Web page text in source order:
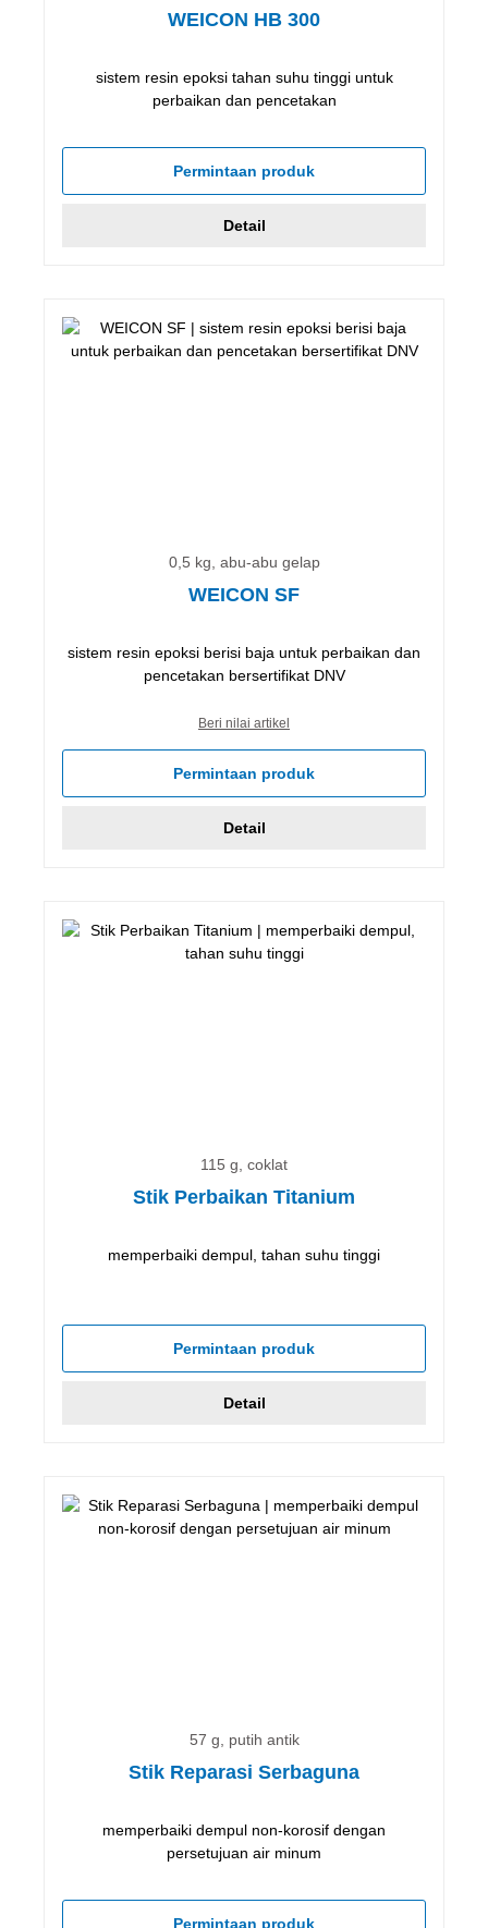
WEICON HB 300
sistem resin epoksi tahan suhu tinggi untuk
perbaikan dan pencetakan
Permintaan produk
Detail
0,5 kg, abu-abu gelap
WEICON SF
sistem resin epoksi berisi baja untuk perbaikan dan
pencetakan bersertifikat DNV
Beri nilai artikel
Permintaan produk
Detail
115 g, coklat
Stik Perbaikan Titanium
memperbaiki dempul, tahan suhu tinggi
Permintaan produk
Detail
57 g, putih antik
Stik Reparasi Serbaguna
memperbaiki dempul non-korosif dengan
persetujuan air minum
Permintaan produk